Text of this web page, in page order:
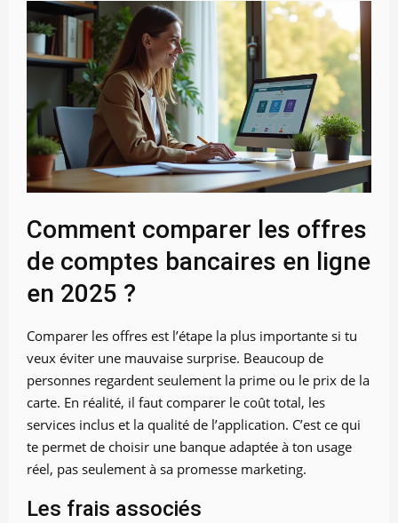
Comment comparer les offres
de comptes bancaires en ligne
en 2025 ?
Comparer les offres est l’étape la plus importante si tu
veux éviter une mauvaise surprise. Beaucoup de
personnes regardent seulement la prime ou le prix de la
carte. En réalité, il faut comparer le coût total, les
services inclus et la qualité de l’application. C’est ce qui
te permet de choisir une banque adaptée à ton usage
réel, pas seulement à sa promesse marketing.
Les frais associés